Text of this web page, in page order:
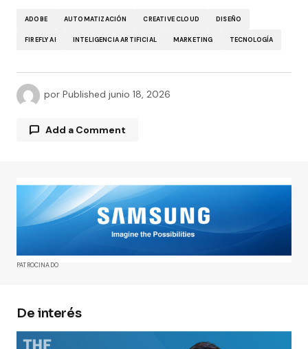
ADOBE AUTOMATIZACIÓN CREATIVE CLOUD DISEÑO
FIREFLY AI INTELIGENCIA ARTIFICIAL MARKETING TECNOLOGÍA
por Published junio 18, 2026
Add a Comment
Tu dirección de correo electrónico no será
publicada.Los campos obligatorios están
marcados con*
Comment*
Your Name
PATROCINADO
De interés